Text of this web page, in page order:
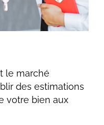
le marché
des estimations
votre bien aux